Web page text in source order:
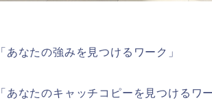
「あなたの強みを見つけるワーク」
「あなたのキャッチコピーを見つけるワ